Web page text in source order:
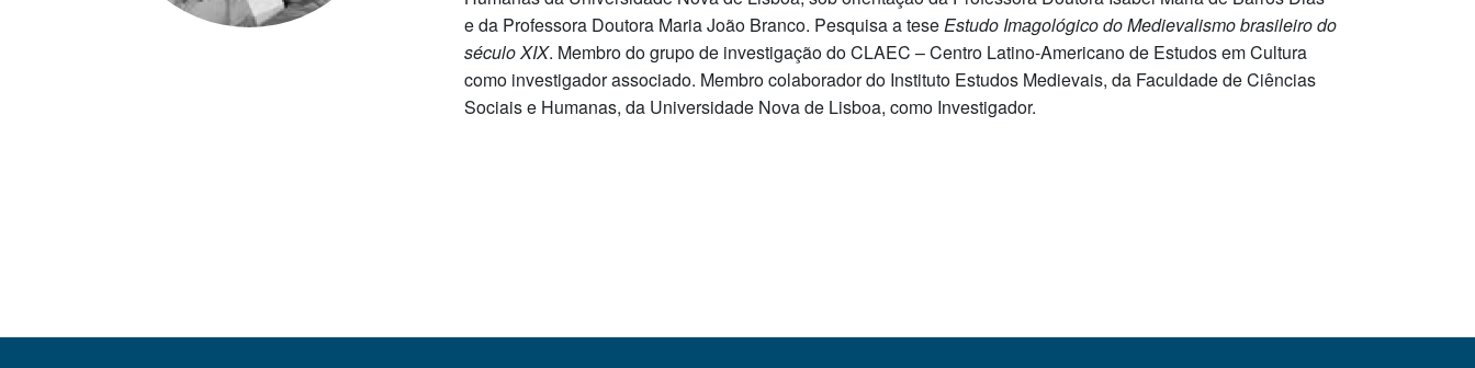
e da Professora Doutora Maria João Branco. Pesquisa a teseEstudo Imagológico do Medievalismo brasileiro do
século XIX. Membro do grupo de investigação do CLAEC – Centro Latino-Americano de Estudos em Cultura
como investigador associado. Membro colaborador do Instituto Estudos Medievais, da Faculdade de Ciências
Sociais e Humanas, da Universidade Nova de Lisboa, como Investigador.